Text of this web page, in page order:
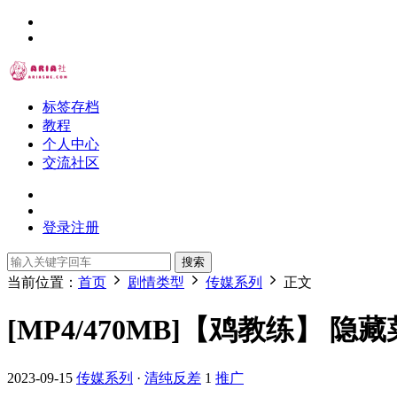
标签存档
教程
个人中心
交流社区
登录注册
搜索
当前位置： 首页 剧情类型 传媒系列 正文
[MP4/470MB]【鸡教练】 隐藏
2023-09-15 传媒系列 · 清纯反差 1 推广